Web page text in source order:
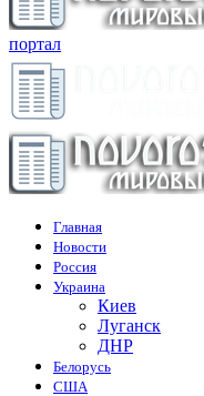
портал
Главная
Новости
Россия
Украина
Киев
Луганск
ДНР
Белорусь
США